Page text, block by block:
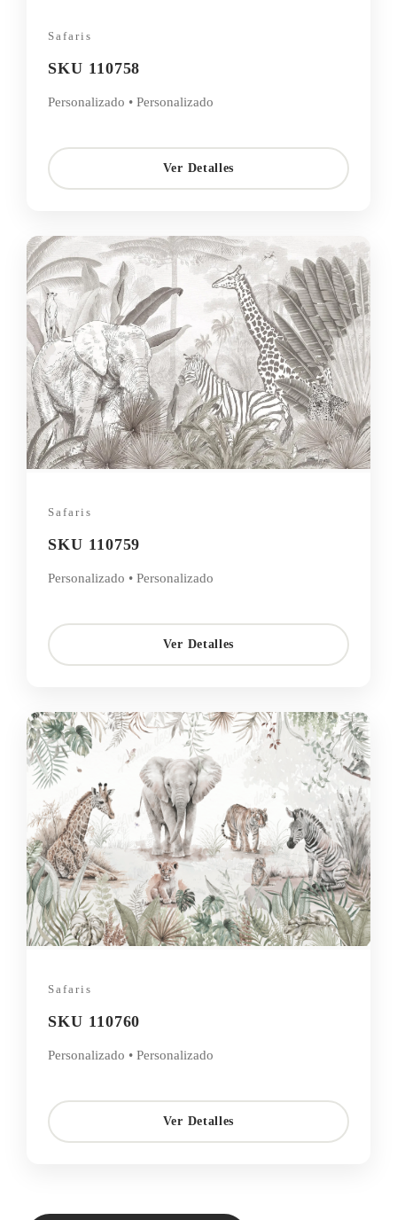
Safaris
SKU 110758
Personalizado • Personalizado
Ver Detalles
Safaris
SKU 110759
Personalizado • Personalizado
Ver Detalles
Safaris
SKU 110760
Personalizado • Personalizado
Ver Detalles